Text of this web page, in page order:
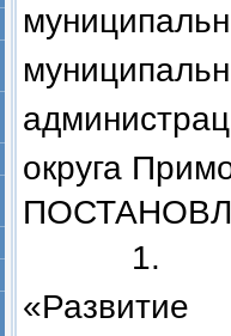
округа
1.
«Развитие